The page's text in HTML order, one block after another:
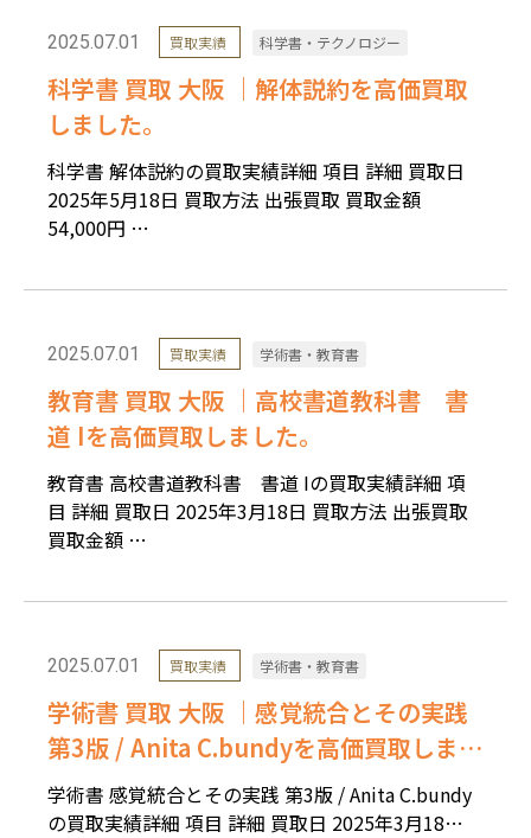
2025.07.01 買取実績 科学書・テクノロジー
科学書 買取 大阪 ｜解体説約を高価買取
しました。
科学書 解体説約の買取実績詳細 項目 詳細 買取日
2025年5月18日 買取方法 出張買取 買取金額
54,000円 …
2025.07.01 買取実績 学術書・教育書
教育書 買取 大阪 ｜高校書道教科書 書
道 Iを高価買取しました。
教育書 高校書道教科書 書道 Iの買取実績詳細 項
目 詳細 買取日 2025年3月18日 買取方法 出張買取
買取金額 …
2025.07.01 買取実績 学術書・教育書
学術書 買取 大阪 ｜感覚統合とその実践
第3版 / Anita C.bundyを高価買取しまし
た。
学術書 感覚統合とその実践 第3版 / Anita C.bundy
の買取実績詳細 項目 詳細 買取日 2025年3月18…